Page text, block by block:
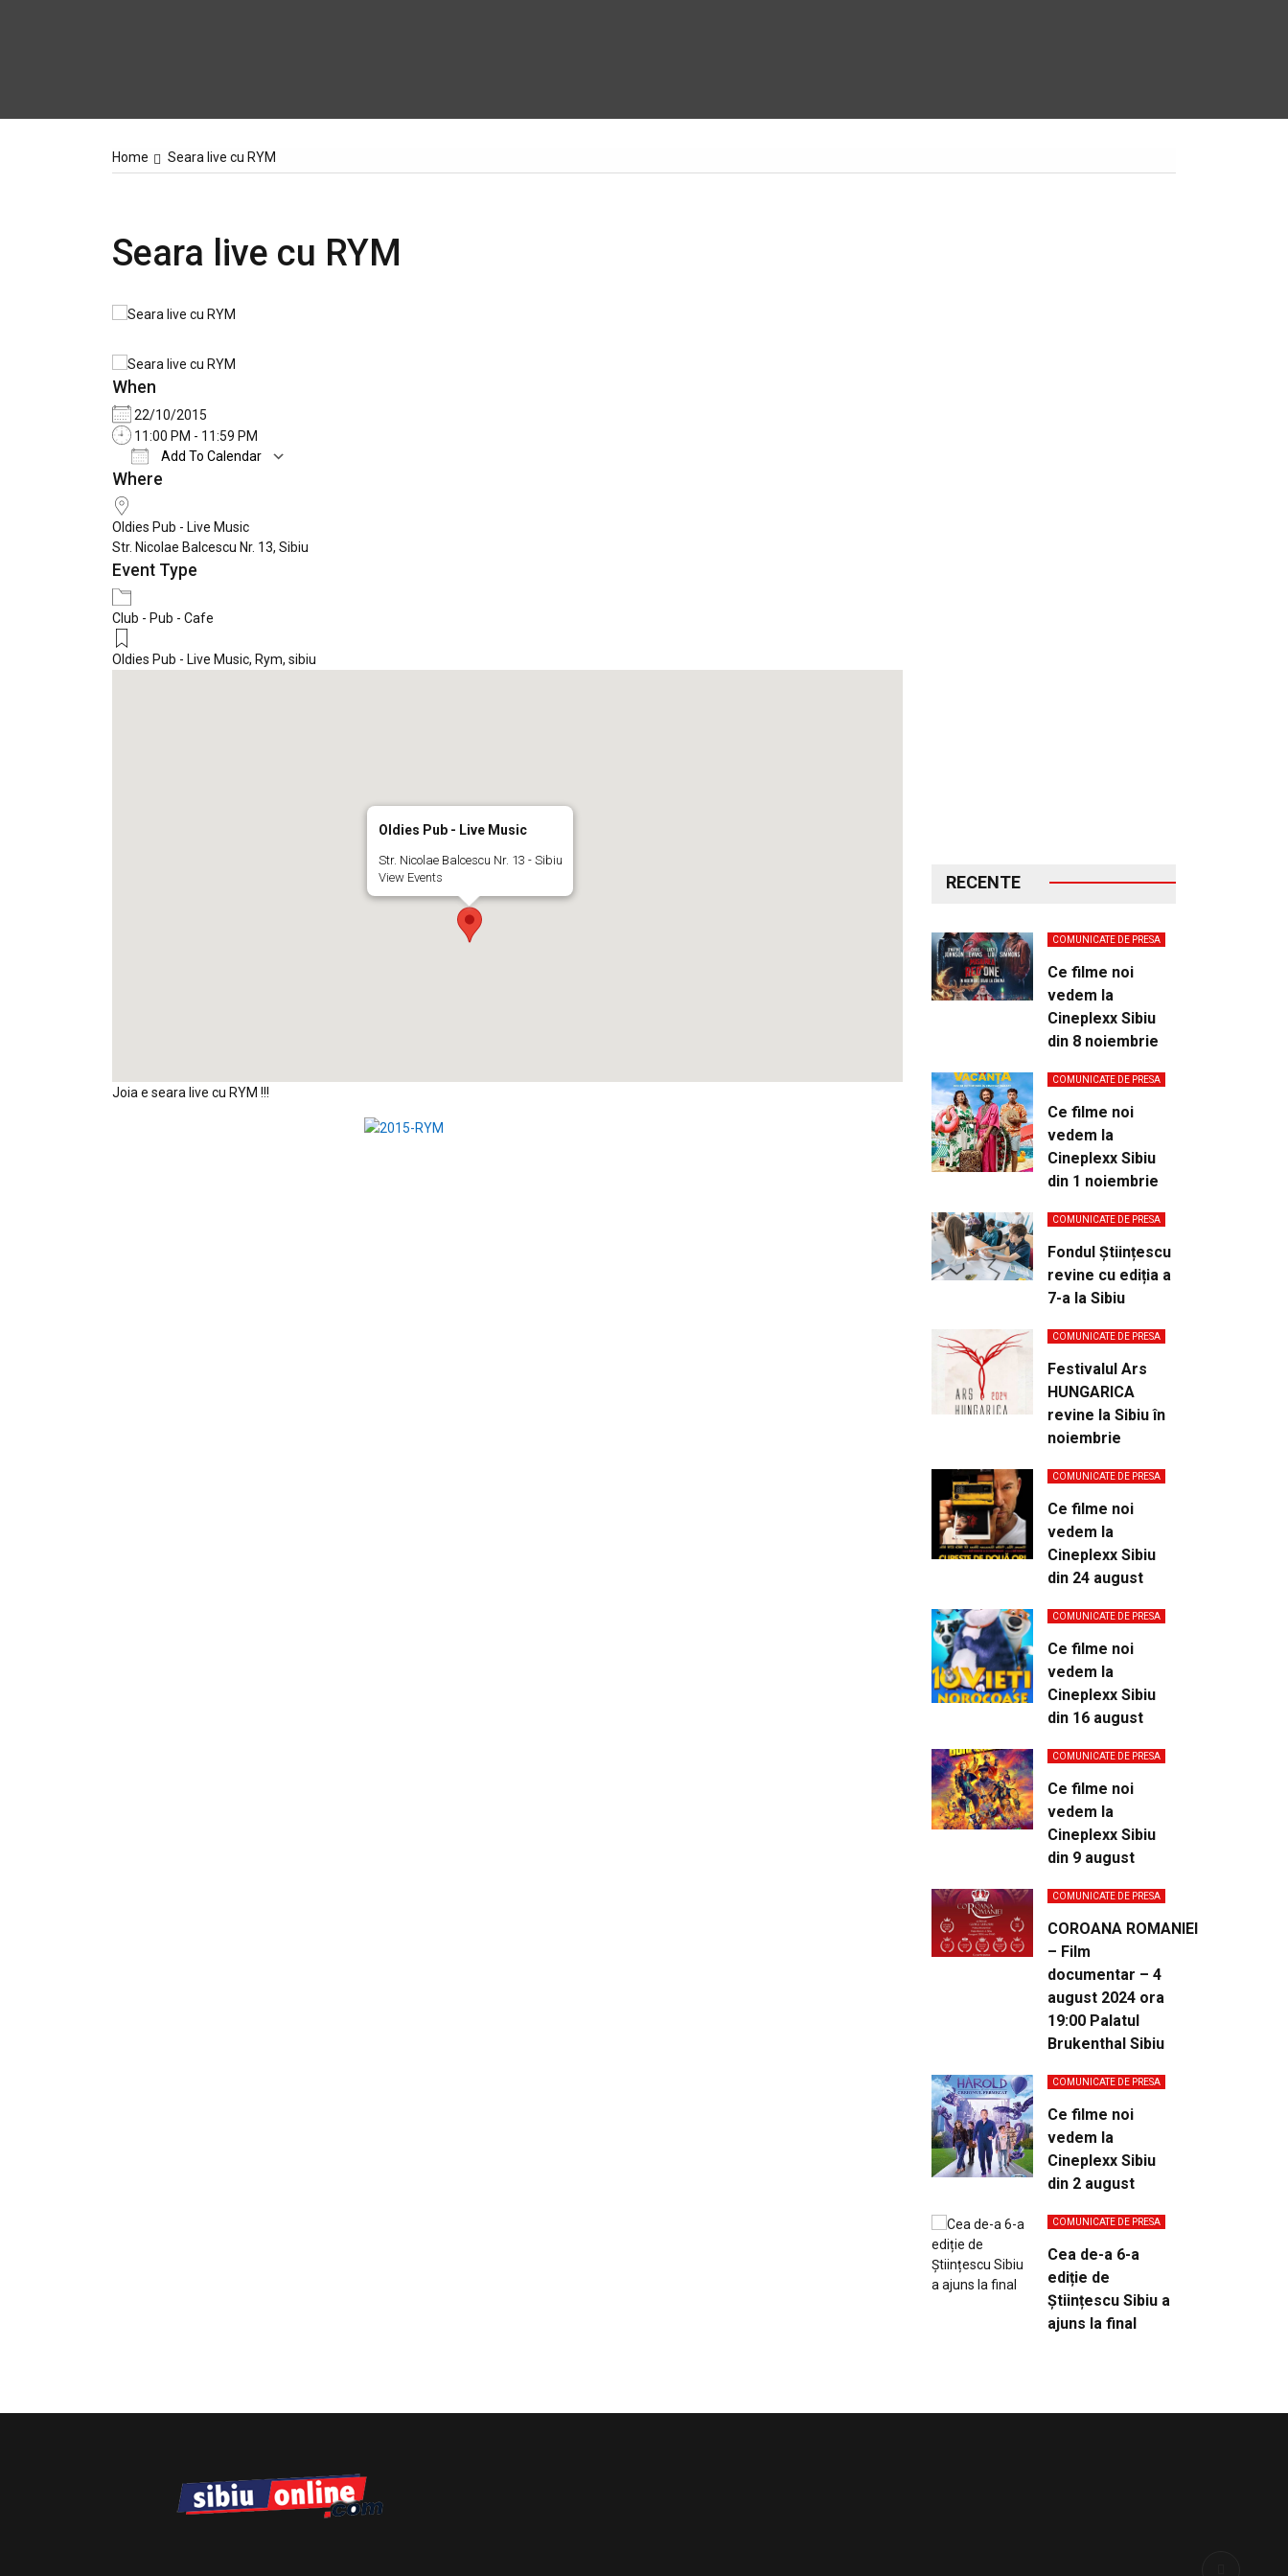
Home Seara live cu RYM
Seara live cu RYM
When
22/10/2015
11:00 PM - 11:59 PM
Add To Calendar
Download ICS
Where
Oldies Pub - Live Music
Str. Nicolae Balcescu Nr. 13, Sibiu
Event Type
Club - Pub - Cafe
Oldies Pub - Live Music, Rym, sibiu
Oldies Pub - Live Music
Str. Nicolae Balcescu Nr. 13 - Sibiu
View Events
Joia e seara live cu RYM !!!
RECENTE
COMUNICATE DE PRESA
Ce filme noi
vedem la
Cineplexx Sibiu
din 8 noiembrie
COMUNICATE DE PRESA
Ce filme noi
vedem la
Cineplexx Sibiu
din 1 noiembrie
COMUNICATE DE PRESA
Fondul Științescu
revine cu ediția a
7-a la Sibiu
COMUNICATE DE PRESA
Festivalul Ars
HUNGARICA
revine la Sibiu în
noiembrie
COMUNICATE DE PRESA
Ce filme noi
vedem la
Cineplexx Sibiu
din 24 august
COMUNICATE DE PRESA
Ce filme noi
vedem la
Cineplexx Sibiu
din 16 august
COMUNICATE DE PRESA
Ce filme noi
vedem la
Cineplexx Sibiu
din 9 august
COMUNICATE DE PRESA
COROANA ROMANIEI
– Film
documentar – 4
august 2024 ora
19:00 Palatul
Brukenthal Sibiu
COMUNICATE DE PRESA
Ce filme noi
vedem la
Cineplexx Sibiu
din 2 august
COMUNICATE DE PRESA
Cea de-a 6-a
ediție de
Științescu Sibiu a
ajuns la final